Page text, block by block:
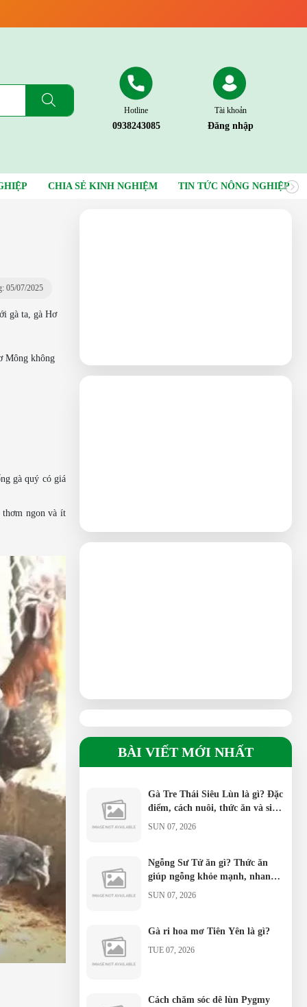
Hotline
0938243085
Tài khoản
Đăng nhập
CHIA SẺ KINH NGHIỆM TIN TỨC NÔNG NGHIỆP
05/07/2025
gà ta, gà Hơ
Mông không
gà quý có giá
thơm ngon và ít
BÀI VIẾT MỚI NHẤT
Gà Tre Thái Siêu Lùn là gì? Đặc
điểm, cách nuôi, thức ăn và sinh
sản
SUN 07, 2026
Ngỗng Sư Tử ăn gì? Thức ăn
giúp ngỗng khỏe mạnh, nhanh
lớn
SUN 07, 2026
Gà ri hoa mơ Tiên Yên là gì?
TUE 07, 2026
Cách chăm sóc dê lùn Pygmy